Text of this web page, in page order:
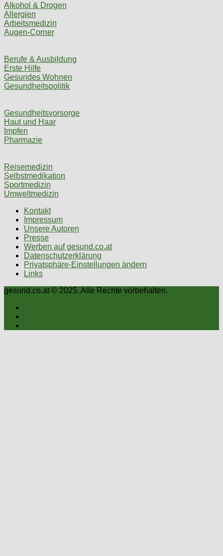
Alkohol & Drogen
Allergien
Arbeitsmedizin
Augen-Corner
Berufe & Ausbildung
Erste Hilfe
Gesundes Wohnen
Gesundheitspolitik
Gesundheitsvorsorge
Haut und Haar
Impfen
Pharmazie
Reisemedizin
Selbstmedikation
Sportmedizin
Umweltmedizin
Kontakt
Impressum
Unsere Autoren
Presse
Werben auf gesund.co.at
Datenschutzerklärung
Privatsphäre-Einstellungen ändern
Links
gesund.co.at © 2025. Alle Rechte vorbehalten.